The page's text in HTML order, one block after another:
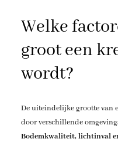
Welke
groot een
wordt?
De uiteindelijke grootte van
door verschillende
Bodemkwaliteit, lichtinval